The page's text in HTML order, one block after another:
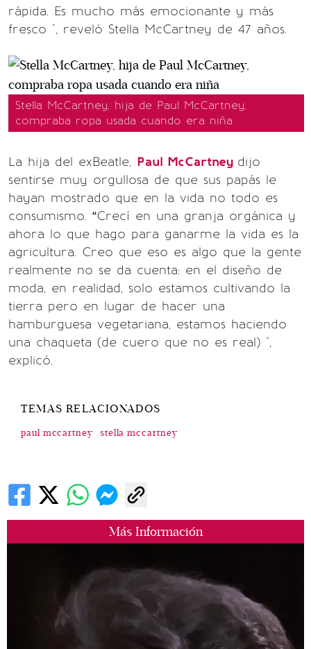
Más Información
rápida. Es mucho más emocionante y más
fresco ", reveló Stella McCartney de 47 años.
Stella McCartney, hija de Paul McCartney,
compraba ropa usada cuando era niña
La hija del exBeatle, Paul McCartney dijo
sentirse muy orgullosa de que sus papás le
hayan mostrado que en la vida no todo es
consumismo. “Crecí en una granja orgánica y
ahora lo que hago para ganarme la vida es la
agricultura. Creo que eso es algo que la gente
realmente no se da cuenta: en el diseño de
moda, en realidad, solo estamos cultivando la
tierra pero en lugar de hacer una
hamburguesa vegetariana, estamos haciendo
una chaqueta (de cuero que no es real) ",
explicó.
TEMAS RELACIONADOS
paul mccartney stella mccartney